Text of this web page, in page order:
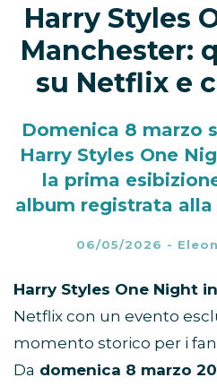
Harry Styles
Manchester:
su Netflix e
Domenica 8 marzo
Harry Styles One
la prima
album registrata alla
06/05/2026 -
Harry Styles One Night
Netflix con un evento
momento storico per i
Da domenica 8 marzo